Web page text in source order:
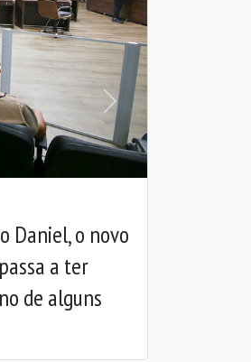
Daniel, o novo
a ter
de alguns
Próxima